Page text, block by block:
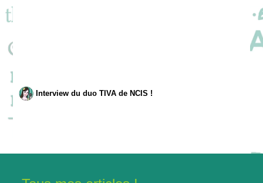
Interview du duo TIVA de NCIS !